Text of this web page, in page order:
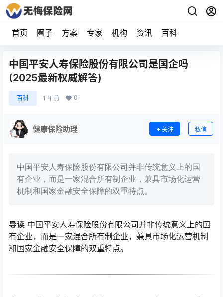
首页 圈子 方案 专家 机构 资讯 百科
中国平安人寿保险股份有限公司是国企吗
(2025最新权威解答)
百科 1 年前 0
健康保险助理 关注 私信
中国平安人寿保险股份有限公司并非传统意义上的国
有企业，而是一家混合所有制企业，兼具市场化运营
机制和国家金融安全保障的双重特点。
导读 中国平安人寿保险股份有限公司并非传统意义上的国
有企业，而是一家混合所有制企业，兼具市场化运营机制
和国家金融安全保障的双重特点。